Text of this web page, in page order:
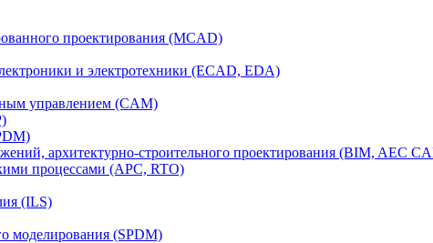
проектирования (MCAD)
и электротехники (ECAD, EDA)
управлением (CAM)
архитектурно-строительного проектирования (BIM, AEC
процессами (APC, RTO)
(ILS)
моделирования (SPDM)